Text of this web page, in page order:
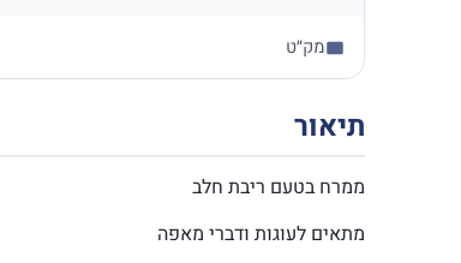
מק״ט
תיאור
ממרח בטעם ריבת חלב
מתאים לעוגות ודברי מאפה